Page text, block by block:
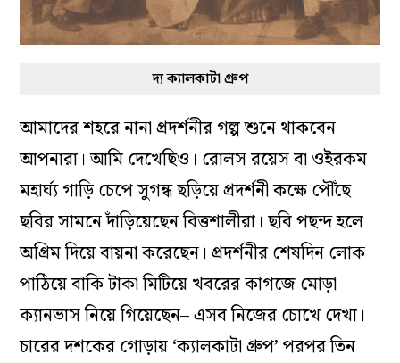
দ্য ক্যালকাটা গ্রুপ
আমাদের শহরে নানা প্রদর্শনীর গল্প শুনে থাকবেন
আপনারা। আমি দেখেছিও। রোলস রয়েস বা ওইরকম
মহার্ঘ্য গাড়ি চেপে সুগন্ধ ছড়িয়ে প্রদর্শনী কক্ষে পৌঁছে
ছবির সামনে দাঁড়িয়েছেন বিত্তশালীরা। ছবি পছন্দ হলে
অগ্রিম দিয়ে বায়না করেছেন। প্রদর্শনীর শেষদিন লোক
পাঠিয়ে বাকি টাকা মিটিয়ে খবরের কাগজে মোড়া
ক্যানভাস নিয়ে গিয়েছেন– এসব নিজের চোখে দেখা।
চারের দশকের গোড়ায় ‘ক্যালকাটা গ্রুপ’ পরপর তিন